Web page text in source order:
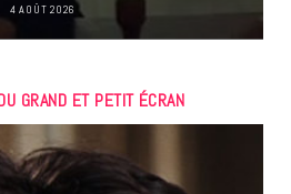
4 AOÛT 2026
GRAND ET PETIT ÉCRAN